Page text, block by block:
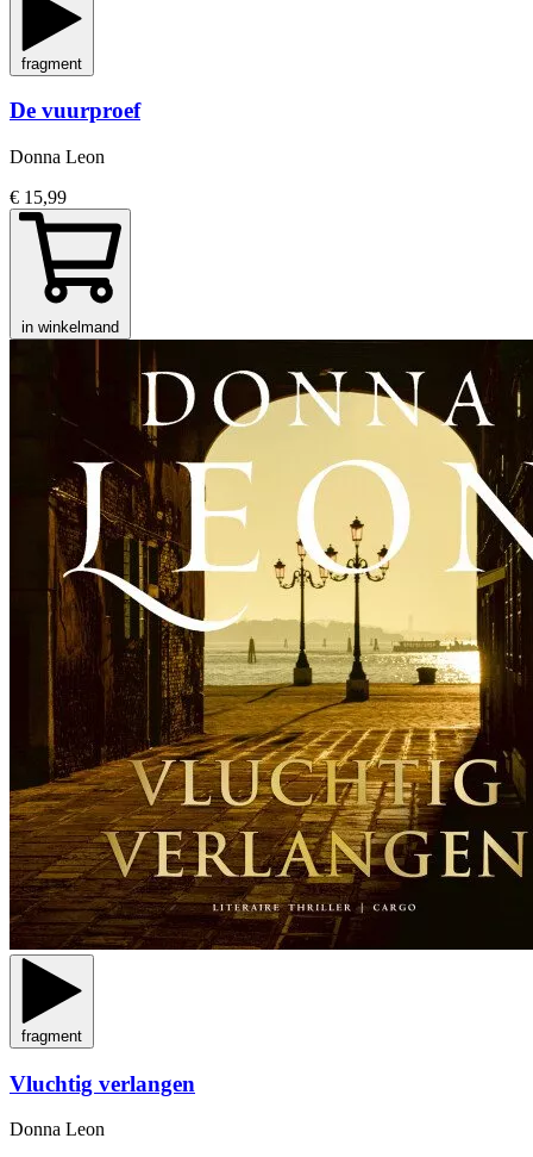
fragment
De vuurproef
Donna Leon
€ 15,99
in winkelmand
fragment
Vluchtig verlangen
Donna Leon